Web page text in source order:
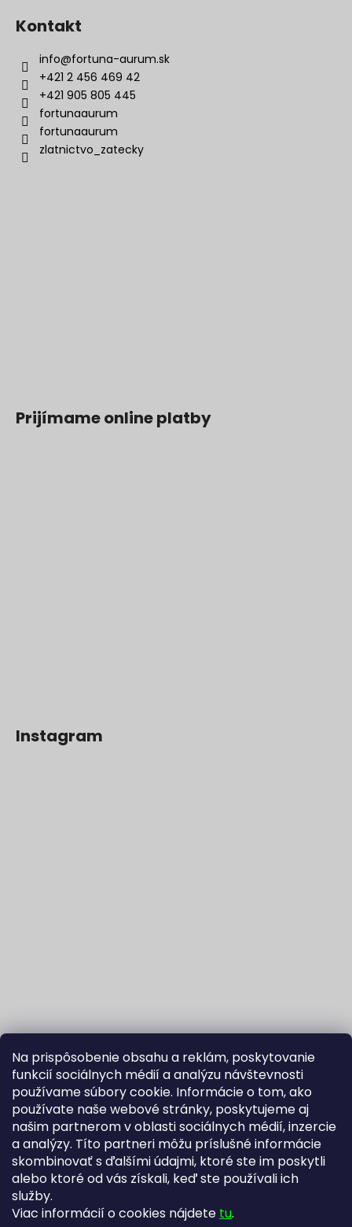
Na prispôsobenie obsahu a reklám, poskytovanie
funkcií sociálnych médií a analýzu návštevnosti
používame súbory cookie. Informácie o tom, ako
používate naše webové stránky, poskytujeme aj
našim partnerom v oblasti sociálnych médií, inzercie
a analýzy. Títo partneri môžu príslušné informácie
skombinovať s ďalšími údajmi, ktoré ste im poskytli
alebo ktoré od vás získali, keď ste používali ich
služby.
Viac informácií o cookies nájdete tu.
Kontakt
info@fortuna-aurum.sk
+421 2 456 469 42
+421 905 805 445
fortunaaurum
fortunaaurum
zlatnictvo_zatecky
Prijímame online platby
Instagram
Sledovať na Instagrame
Fortuna Aurum na Heureka.sk